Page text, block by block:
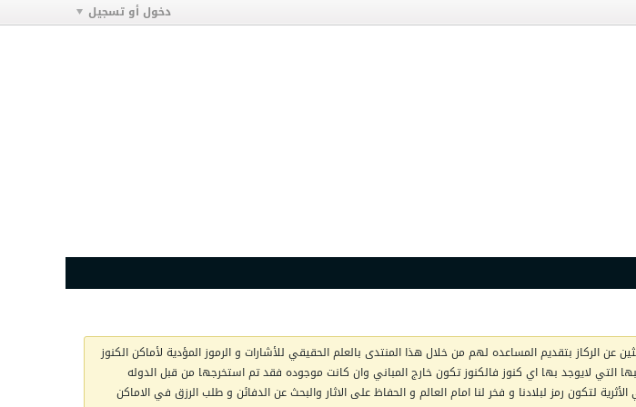
دخول أو تسجيل
عن الركاز بتقديم المساعده لهم من خلال هذا المنتدى بالعلم الحقيقي للأشارات و الرموز المؤدية لأماكن الكنوز
التي لايوجد بها اي كنوز فالكنوز تكون خارج المباني وان كانت موجوده فقد تم استخرجها من قبل الدوله
لتكون رمز لبلادنا و فخر لنا امام العالم و الحفاظ على الاثار والبحث عن الدفائن و طلب الرزق في الاماكن